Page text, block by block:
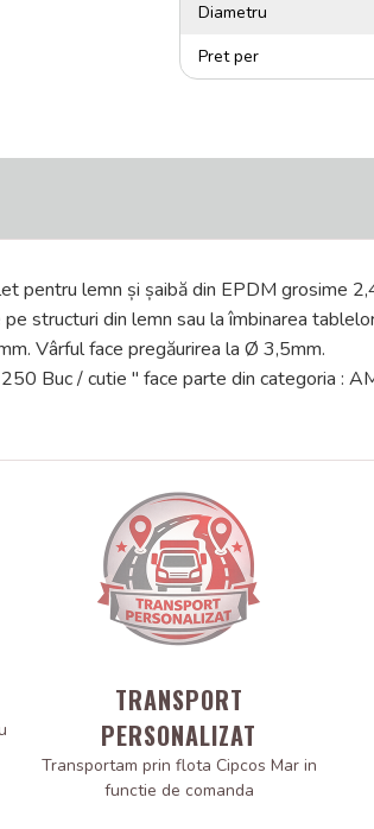
Diametru
Pret per
pentru lemn și șaibă din EPDM grosime
structuri din lemn sau la îmbinarea
Vârful face pregăurirea la Ø 3,5mm.
Buc / cutie " face parte din categoria :
TRANSPORT
PERSONALIZAT
Transportam prin flota Cipcos Mar in
functie de comanda